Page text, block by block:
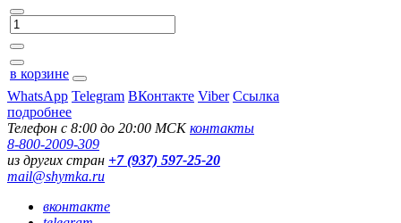
в корзине
WhatsApp Telegram ВКонтакте Viber Ссылка
подробнее
Телефон с 8:00 до 20:00 МСКконтакты
8-800-2009-309
из других стран +7 (937) 597-25-20
mail@shymka.ru
вконтакте